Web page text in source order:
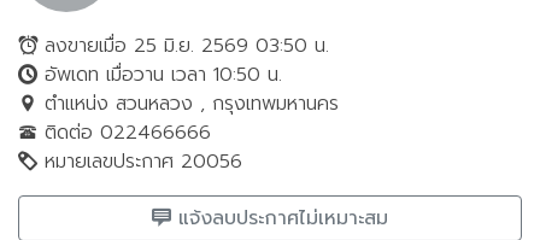
ลงขายเมื่อ 25 มิ.ย. 2569 03:50 น.
อัพเดท เมื่อวาน เวลา 10:50 น.
ตำแหน่ง สวนหลวง , กรุงเทพมหานคร
ติดต่อ 022466666
หมายเลขประกาศ 20056
แจ้งลบประกาศไม่เหมาะสม